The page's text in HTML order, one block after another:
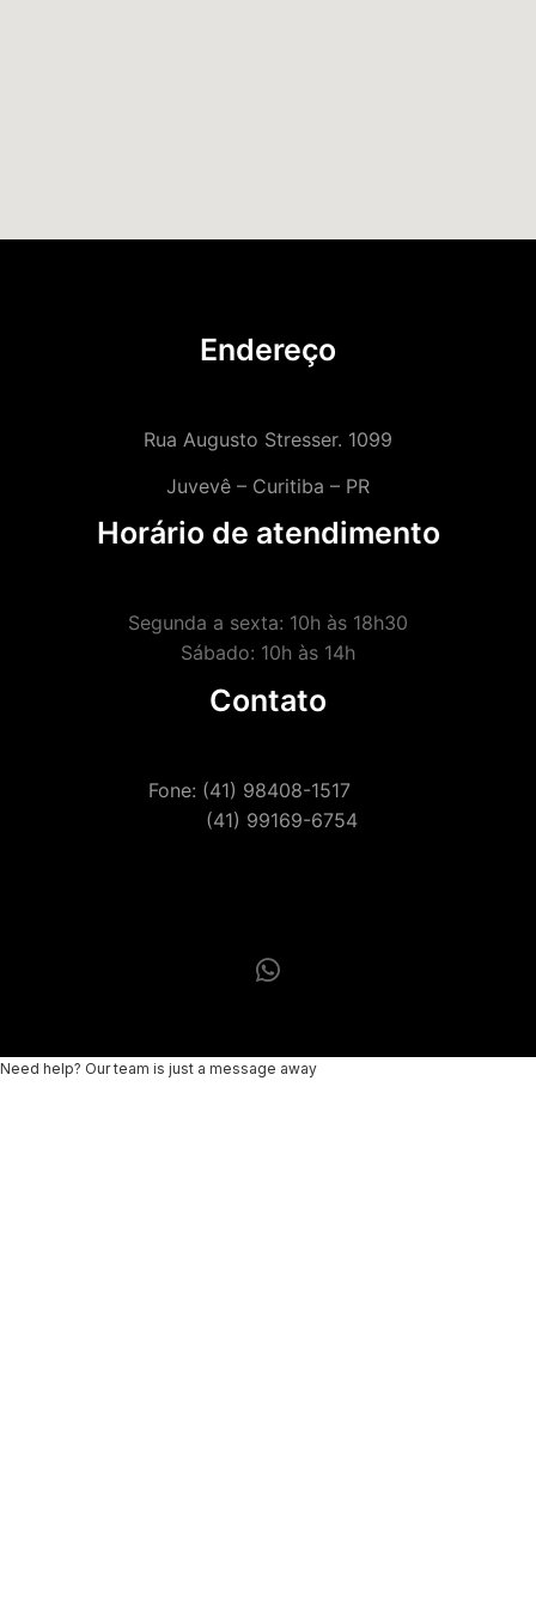
Endereço
Rua Augusto Stresser. 1099
Juvevê – Curitiba – PR
Horário de atendimento
Segunda a sexta: 10h às 18h30
Sábado: 10h às 14h
Contato
Fone: (41) 98408-1517
(41) 99169-6754
Need help? Our team is just a message away